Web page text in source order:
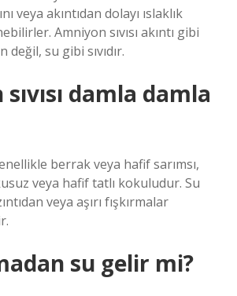
veya akıntıdan dolayı ıslaklık
Amniyon sıvısı akıntı gibi
değil, su gibi sıvıdır.
damla damla
berrak veya hafif sarımsı,
veya hafif tatlı kokuludur. Su
veya aşırı fışkırmalar
su gelir mi?